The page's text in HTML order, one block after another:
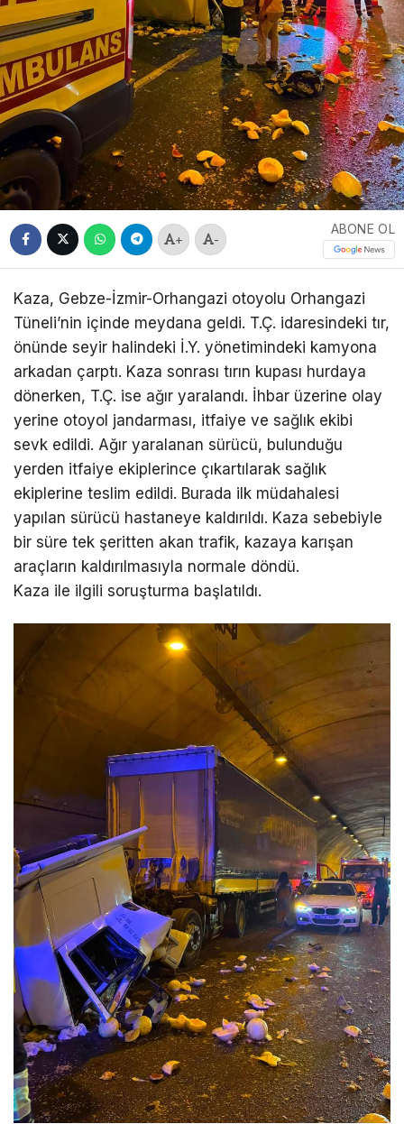
+ -
ABONE OL
Kaza, Gebze-İzmir-Orhangazi otoyolu Orhangazi
Tüneli’nin içinde meydana geldi. T.Ç. idaresindeki tır,
önünde seyir halindeki İ.Y. yönetimindeki kamyona
arkadan çarptı. Kaza sonrası tırın kupası hurdaya
dönerken, T.Ç. ise ağır yaralandı. İhbar üzerine olay
yerine otoyol jandarması, itfaiye ve sağlık ekibi
sevk edildi. Ağır yaralanan sürücü, bulunduğu
yerden itfaiye ekiplerince çıkartılarak sağlık
ekiplerine teslim edildi. Burada ilk müdahalesi
yapılan sürücü hastaneye kaldırıldı. Kaza sebebiyle
bir süre tek şeritten akan trafik, kazaya karışan
araçların kaldırılmasıyla normale döndü.
Kaza ile ilgili soruşturma başlatıldı.